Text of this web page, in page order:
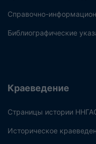
Справочно-
Библиографические
Краеведение
Страницы истории
Историческое